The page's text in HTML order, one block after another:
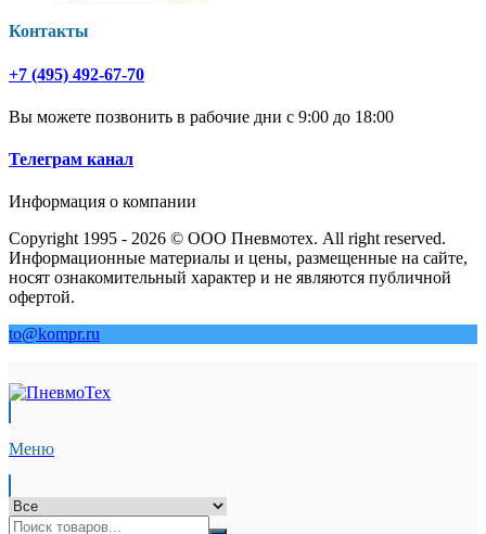
Контакты
+7 (495) 492-67-70
Вы можете позвонить в рабочие дни с 9:00 до 18:00
Телеграм канал
Информация о компании
Copyright 1995 - 2026 © ООО Пневмотех. All right reserved.
Информационные материалы и цены, размещенные на сайте,
носят ознакомительный характер и не являются публичной
офертой.
to@kompr.ru
Меню